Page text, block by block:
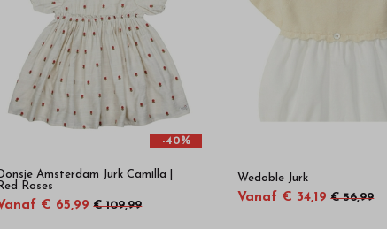
-40%
Donsje Amsterdam Jurk Camilla |
Red Roses
€ 65,99 € 109,99
Wedoble Jurk
Vanaf € 34,19 € 56,99